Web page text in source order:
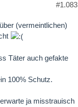
#1.083
(vermeintlichen)
Täter auch gefakte
100% Schutz.
ja misstrauisch